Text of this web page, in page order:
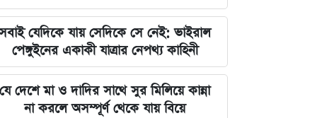
জুলাই স্মৃতি জাদুঘর উদ্বোধন করলেন
প্রধানমন্ত্রী তারেক রহমান
মার্কিন ক্ষেপণাস্ত্র মজুত নিয়ে নতুন তথ্য, কী
বলছে সিএনএন
যেদিকে যায় সেদিকে সে নেই: ভাইরাল
পেঙ্গুইনের একাকী যাত্রার নেপথ্য কাহিনী
যে দেশে মা ও দাদির সাথে সুর মিলিয়ে কান্না
না করলে অসম্পূর্ণ থেকে যায় বিয়ে